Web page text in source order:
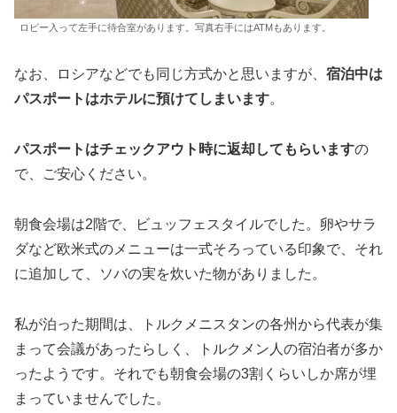
ロビー入って左手に待合室があります。写真右手にはATMもあります。
なお、ロシアなどでも同じ方式かと思いますが、 宿泊中は
パスポートはホテルに預けてしまいます。
パスポートはチェックアウト時に返却してもらいますの
で、ご安心ください。
朝食会場は2階で、ビュッフェスタイルでした。卵やサラ
ダなど欧米式のメニューは一式そろっている印象で、それ
に追加して、ソバの実を炊いた物がありました。
私が泊った期間は、トルクメニスタンの各州から代表が集
まって会議があったらしく、トルクメン人の宿泊者が多か
ったようです。それでも朝食会場の3割くらいしか席が埋
まっていませんでした。